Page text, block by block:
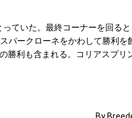
ていた。最終コーナーを回る
ークローネをかわして勝利を
勝利も含まれる。コリアスプリ